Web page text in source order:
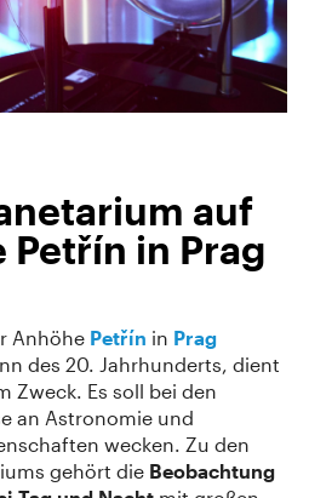
auf
Petřín in Prag
Anhöhe Petřín in Prag
des 20. Jahrhunderts, dient
Zweck. Es soll bei den
an Astronomie und
wecken. Zu den
gehört die Beobachtung